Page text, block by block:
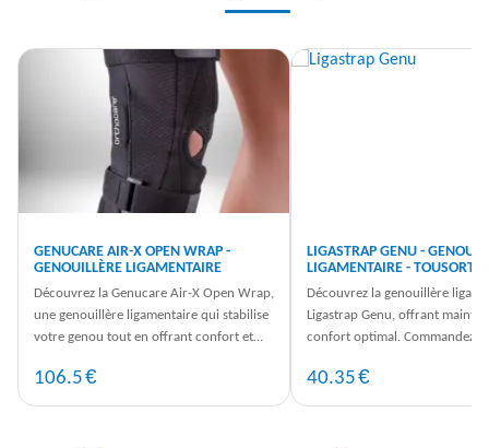
GENUCARE AIR-X OPEN WRAP -
GENOUILLÈRE LIGAMENTAIRE
Découvrez la Genucare Air-X Open Wrap,
une genouillère ligamentaire qui stabilise
votre genou tout en offrant confort et
106.5€
LIGASTRAP GENU -
LIGAMENTAIRE -
Découvrez la genouillère
Ligastrap Genu, offrant
confort optimal. Commandez
40.35€